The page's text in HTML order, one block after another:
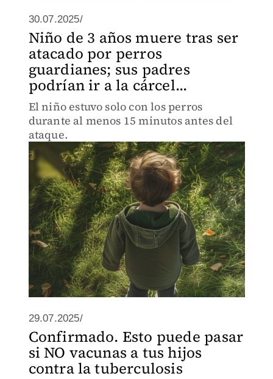
30.07.2025/
Niño de 3 años muere tras ser
atacado por perros
guardianes; sus padres
podrían ir a la cárcel...
El niño estuvo solo con los perros
durante al menos 15 minutos antes del
ataque.
29.07.2025/
Confirmado. Esto puede pasar
si NO vacunas a tus hijos
contra la tuberculosis